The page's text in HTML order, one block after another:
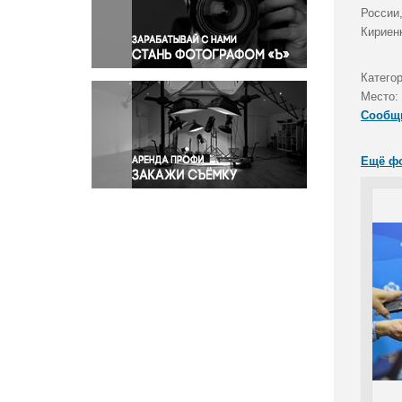
Правосудие
Происшествия и конфликты
Религия
Светская жизнь
Спорт
Экология
Экономика и бизнес
Место:
Ещё